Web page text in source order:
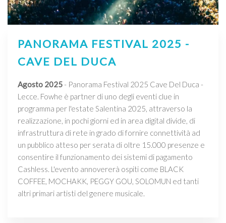
PANORAMA FESTIVAL 2025 -
CAVE DEL DUCA
Agosto 2025- Panorama Festival 2025 Cave Del Duca -
Lecce. Fowhe è partner di uno degli eventi clue in
programma per l'estate Salentina 2025, attraverso la
realizzazione, in pochi giorni ed in area digital divide, di
infrastruttura di rete in grado di fornire connettività ad
un pubblico atteso per serata di oltre 15.000 presenze e
consentire il funzionamento dei sistemi di pagamento
Cashless. L'evento annovererà ospiti come BLACK
COFFEE, MOCHAKK, PEGGY GOU, SOLOMUN ed tanti
altri primari artisti del genere musicale.